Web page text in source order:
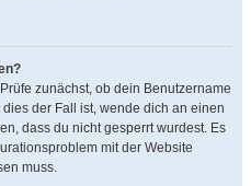
zunächst, ob dein Benutzername
der Fall ist, wende dich an einen
dass du nicht gesperrt wurdest. Es
mit der Website
muss.